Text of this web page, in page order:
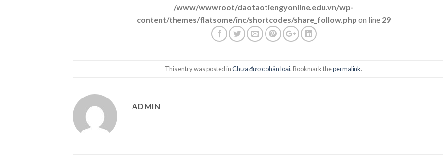
/www/wwwroot/daotaotiengyonline.edu.vn/wp-
content/themes/flatsome/inc/shortcodes/share_follow.php on line 29
This entry was posted inChưa được phân loại. Bookmark thepermalink.
ADMIN